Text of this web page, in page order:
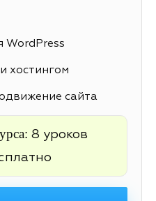
WordPress
хостингом
сайта
8 уроков